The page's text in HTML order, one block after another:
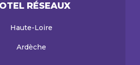
RÉSEAUX
Haute-Loire
Ardèche